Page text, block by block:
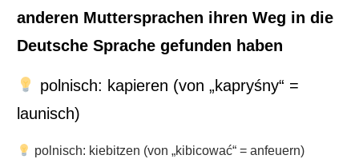
anderen Muttersprachen ihren Weg in die
Deutsche Sprache gefunden haben
polnisch: kapieren (von „kapryśny“ =
launisch)
polnisch: kiebitzen (von „kibicować“ = anfeuern)